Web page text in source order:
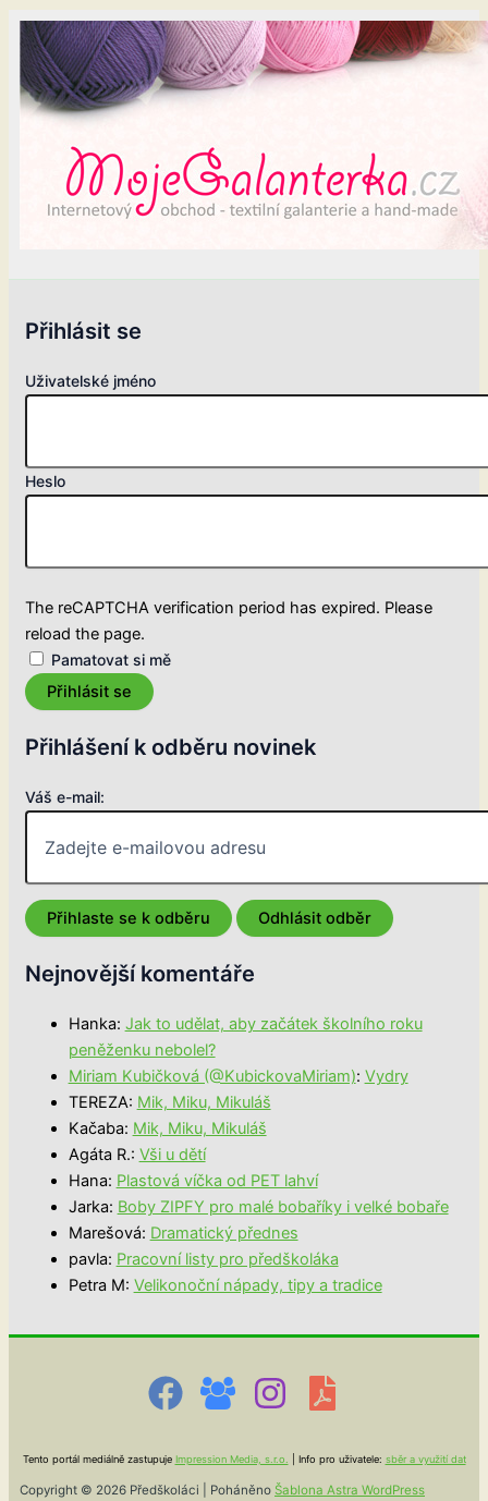
Přihlásit se
Uživatelské jméno
Heslo
The reCAPTCHA verification period has expired. Please
reload the page.
Pamatovat si mě
Přihlásit se
Přihlášení k odběru novinek
Váš e-mail:
Nejnovější komentáře
Hanka: Jak to udělat, aby začátek školního roku
peněženku nebolel?
Miriam Kubičková (@KubickovaMiriam): Vydry
TEREZA: Mik, Miku, Mikuláš
Kačaba: Mik, Miku, Mikuláš
Agáta R.: Vši u dětí
Hana: Plastová víčka od PET lahví
Jarka: Boby ZIPFY pro malé bobaříky i velké bobaře
Marešová: Dramatický přednes
pavla: Pracovní listy pro předškoláka
Petra M: Velikonoční nápady, tipy a tradice
Tento portál mediálně zastupuje Impression Media, s.r.o. | Info pro uživatele: sběr a využití dat
Copyright © 2026 Předškoláci | Poháněno Šablona Astra WordPress